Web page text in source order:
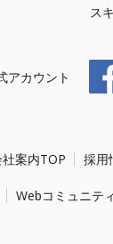
ス
アカウント
案内TOP 採用
Webコミュニテ